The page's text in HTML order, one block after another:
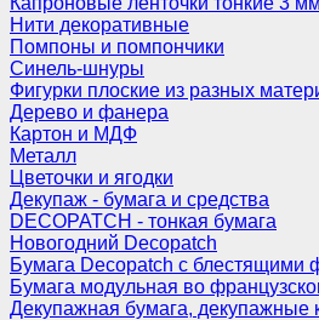
Нити декоративные
Помпоны и помпончики
Синель-шнуры
Фигурки плоские из разных
Дерево и фанера
Картон и МДФ
Металл
Цветочки и ягодки
Декупаж - бумага и средства
DECOPATCH - тонкая бумага
Новогодний Decopatch
Бумага Decopatch с блестящими
Бумага модульная во
Декупажная бумага, декупажные